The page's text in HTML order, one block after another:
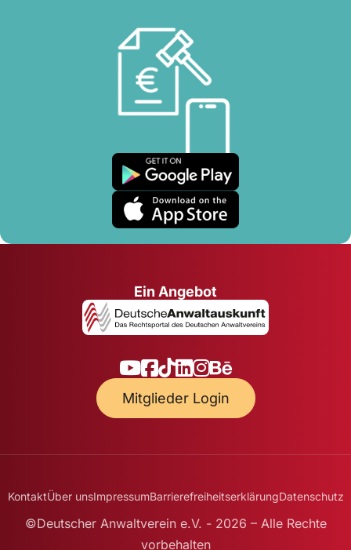
Ein Angebot
Mitglieder Login
KontaktÜber unsImpressumBarrierefreiheitserklärungDatenschutz
©Deutscher Anwaltverein e.V. - 2026 – Alle Rechte
vorbehalten